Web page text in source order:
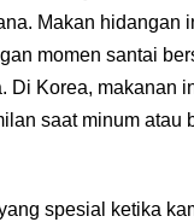
Makan hidangan
momen santai
Di Korea, makanan
saat minum atau
spesial ketika